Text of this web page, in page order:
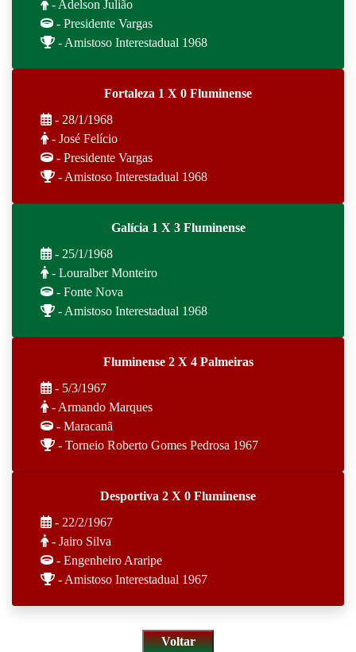
- Adelson Julião
- Presidente Vargas
- Amistoso Interestadual 1968
Fortaleza 1 X 0 Fluminense
- 28/1/1968
- José Felício
- Presidente Vargas
- Amistoso Interestadual 1968
Galícia 1 X 3 Fluminense
- 25/1/1968
- Louralber Monteiro
- Fonte Nova
- Amistoso Interestadual 1968
Fluminense 2 X 4 Palmeiras
- 5/3/1967
- Armando Marques
- Maracanã
- Torneio Roberto Gomes Pedrosa 1967
Desportiva 2 X 0 Fluminense
- 22/2/1967
- Jairo Silva
- Engenheiro Araripe
- Amistoso Interestadual 1967